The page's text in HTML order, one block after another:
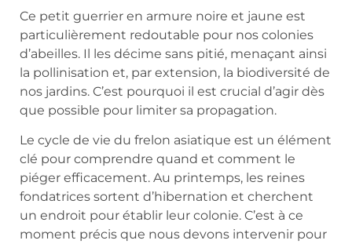
Ce petit guerrier en armure noire et jaune est
particulièrement redoutable pour nos colonies
d’abeilles. Il les décime sans pitié, menaçant ainsi
la pollinisation et, par extension, la biodiversité de
nos jardins. C’est pourquoi il est crucial d’agir dès
que possible pour limiter sa propagation.
Le cycle de vie du frelon asiatique est un élément
clé pour comprendre quand et comment le
piéger efficacement. Au printemps, les reines
fondatrices sortent d’hibernation et cherchent
un endroit pour établir leur colonie. C’est à ce
moment précis que nous devons intervenir pour